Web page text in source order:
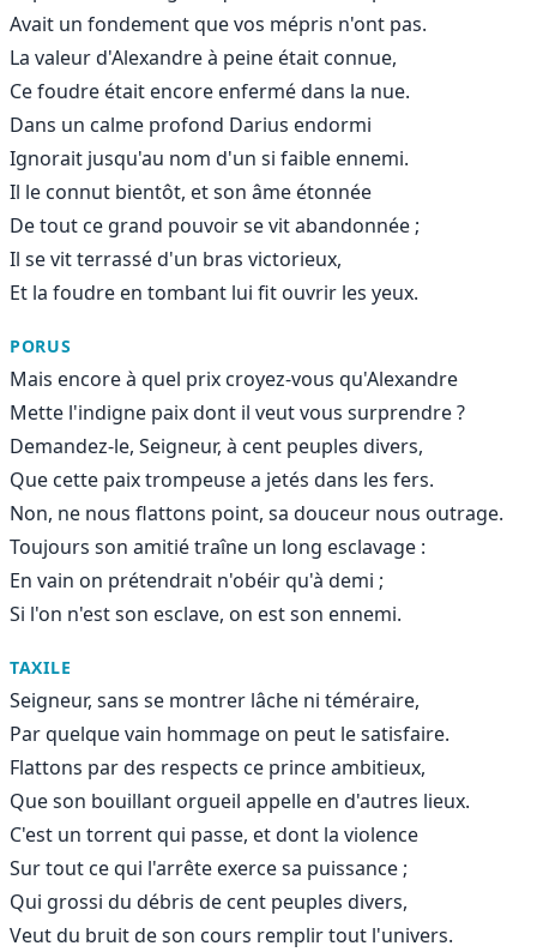
Avait un fondement que vos mépris n'ont pas.
La valeur d'Alexandre à peine était connue,
Ce foudre était encore enfermé dans la nue.
Dans un calme profond Darius endormi
Ignorait jusqu'au nom d'un si faible ennemi.
Il le connut bientôt, et son âme étonnée
De tout ce grand pouvoir se vit abandonnée ;
Il se vit terrassé d'un bras victorieux,
Et la foudre en tombant lui fit ouvrir les yeux.
PORUS
Mais encore à quel prix croyez-vous qu'Alexandre
Mette l'indigne paix dont il veut vous surprendre ?
Demandez-le, Seigneur, à cent peuples divers,
Que cette paix trompeuse a jetés dans les fers.
Non, ne nous flattons point, sa douceur nous outrage.
Toujours son amitié traîne un long esclavage :
En vain on prétendrait n'obéir qu'à demi ;
Si l'on n'est son esclave, on est son ennemi.
TAXILE
Seigneur, sans se montrer lâche ni téméraire,
Par quelque vain hommage on peut le satisfaire.
Flattons par des respects ce prince ambitieux,
Que son bouillant orgueil appelle en d'autres lieux.
C'est un torrent qui passe, et dont la violence
Sur tout ce qui l'arrête exerce sa puissance ;
Qui grossi du débris de cent peuples divers,
Veut du bruit de son cours remplir tout l'univers.